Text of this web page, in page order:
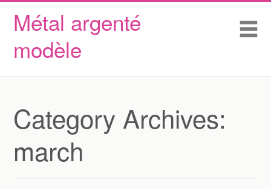
Métal argenté
modèle
Skip to content
Accueil
Conditions d’utilisation
Category Archives:
march